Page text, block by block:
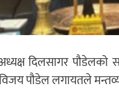
दिलसागर पौडेलको
विजय पौडेल लगायतले